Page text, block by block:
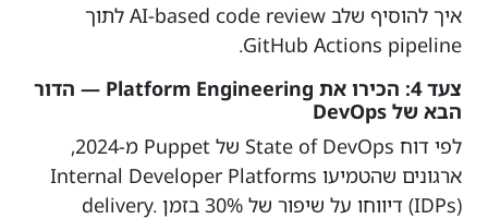
איך להוסיף שלב AI-based code review לתוך
GitHub Actions pipeline.
צעד 4: הכירו את Platform Engineering — הדור
הבא של DevOps
לפי דוח State of DevOps של Puppet מ-2024,
ארגונים שהטמיעו Internal Developer Platforms
(IDPs) דיווחו על שיפור של 30% בזמן delivery.